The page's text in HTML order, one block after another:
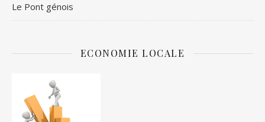
Le Pont génois
ECONOMIE LOCALE